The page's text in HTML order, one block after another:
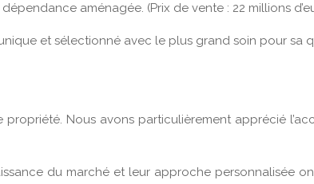
aménagée. (Prix de vente : 22 millions
et sélectionné avec le plus grand soin pour sa
Nous avons particulièrement apprécié
du marché et leur approche personnalisée